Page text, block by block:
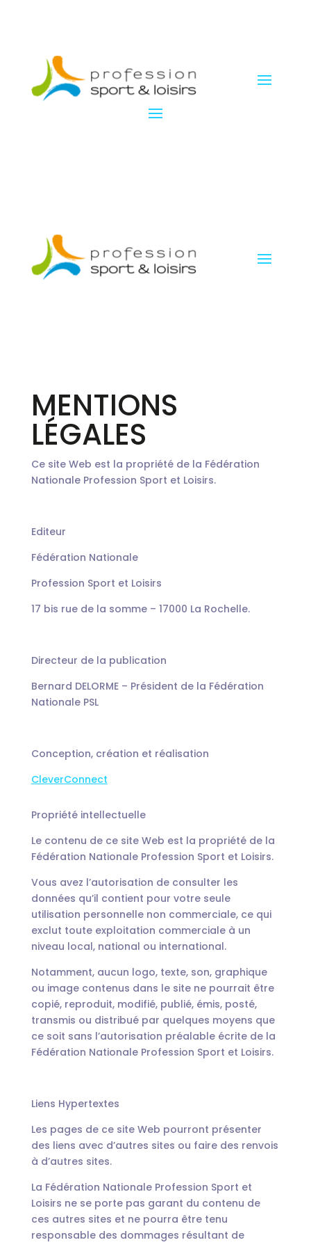
MENTIONS
LÉGALES
Ce site Web est la propriété de la Fédération
Nationale Profession Sport et Loisirs.
Editeur
Fédération Nationale
Profession Sport et Loisirs
17 bis rue de la somme – 17000 La Rochelle.
Directeur de la publication
Bernard DELORME – Président de la Fédération
Nationale PSL
Conception, création et réalisation
CleverConnect
Propriété intellectuelle
Le contenu de ce site Web est la propriété de la
Fédération Nationale Profession Sport et Loisirs.
Vous avez l’autorisation de consulter les
données qu’il contient pour votre seule
utilisation personnelle non commerciale, ce qui
exclut toute exploitation commerciale à un
niveau local, national ou international.
Notamment, aucun logo, texte, son, graphique
ou image contenus dans le site ne pourrait être
copié, reproduit, modifié, publié, émis, posté,
transmis ou distribué par quelques moyens que
ce soit sans l’autorisation préalable écrite de la
Fédération Nationale Profession Sport et Loisirs.
Liens Hypertextes
Les pages de ce site Web pourront présenter
des liens avec d’autres sites ou faire des renvois
à d’autres sites.
La Fédération Nationale Profession Sport et
Loisirs ne se porte pas garant du contenu de
ces autres sites et ne pourra être tenu
responsable des dommages résultant de